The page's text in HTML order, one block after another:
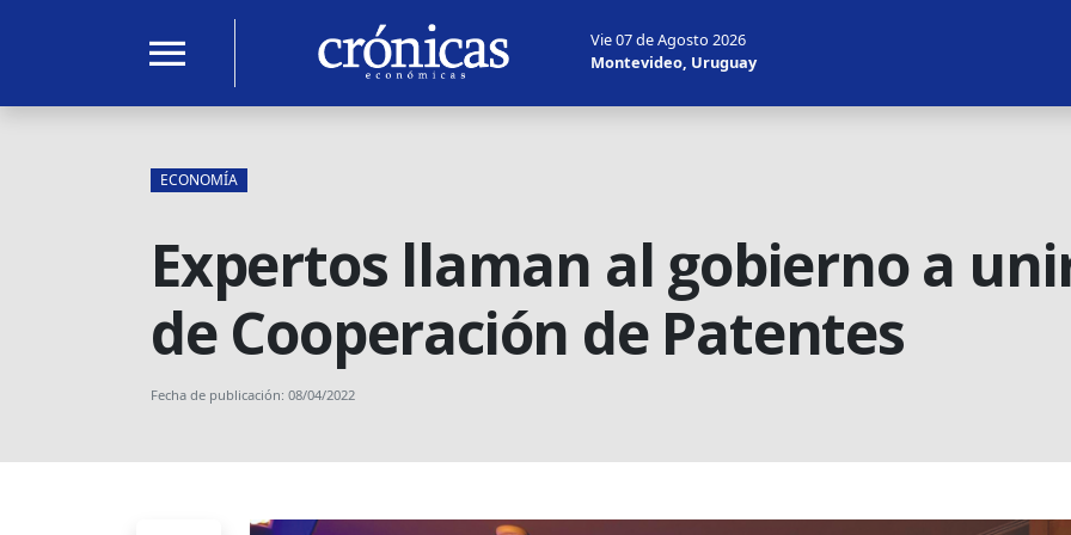
menu
Vie 07 de Agosto 2026
Montevideo, Uruguay
ECONOMÍA
Expertos llaman al gobierno a
de Cooperación de Patentes
Fecha de publicación: 08/04/2022